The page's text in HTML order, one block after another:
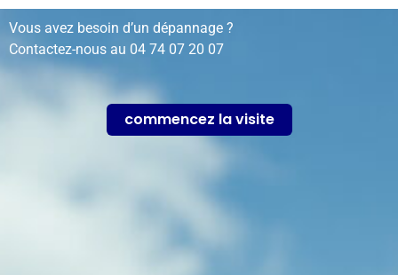
Vous avez besoin d’un dépannage ?
Contactez-nous au 04 74 07 20 07
commencez la visite